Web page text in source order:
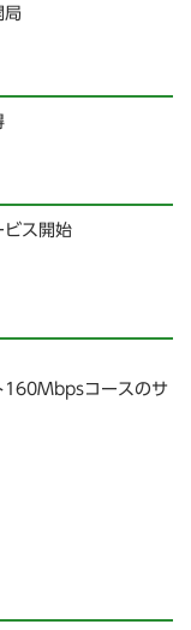
局
ビス開始
160Mbpsコースのサ